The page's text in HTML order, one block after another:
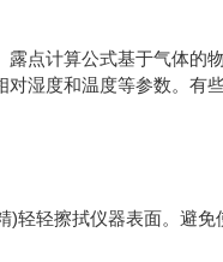
点计算公式基于气体的
湿度和温度等参数。有
轻擦拭仪器表面。避免